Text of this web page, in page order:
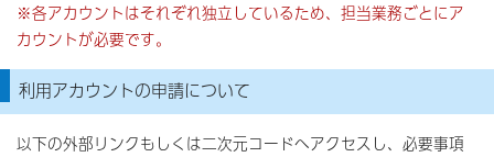
※各アカウントはそれぞれ独立しているため、担当業務ごとにア
カウントが必要です。
利用アカウントの申請について
以下の外部リンクもしくは二次元コードへアクセスし、必要事項